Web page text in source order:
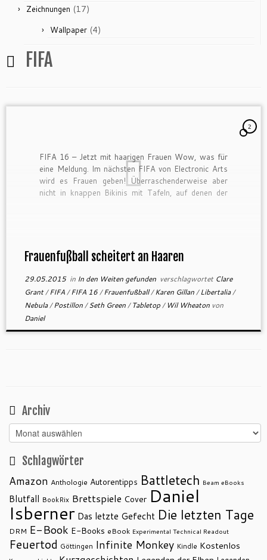
Zeichnungen (17)
Wallpaper (4)
FIFA
2
FIFA 16 – Jetzt mit haarigen Frauen Wow, was für
eine Meldung. Im nächsten FIFA von Electronic Arts
wird es Frauen geben! Überraschenderweise aber
nicht in knappen Bikinis mit Tafeln, auf denen der
Frauenfußball scheitert an Haaren
29.05.2015in In den Weiten gefunden verschlagwortet Clare
Grant/FIFA/FIFA 16/Frauenfußball/Karen Gillan/Libertalia/
Nebula/Postillon/Seth Green/Tabletop/ Wil Wheaton von
Daniel
Archiv
Archiv
Schlagwörter
Amazon Anthologie Autorentipps Battletech Beam eBooks
Blutfall BookRix Brettspiele Cover Daniel
Isberner Das letzte Gefecht Die letzten Tage
DRM E-Book E-Books eBook Experimental Technical Readout
Feuertod Göttingen Infinite Monkey Kindle Kostenlos